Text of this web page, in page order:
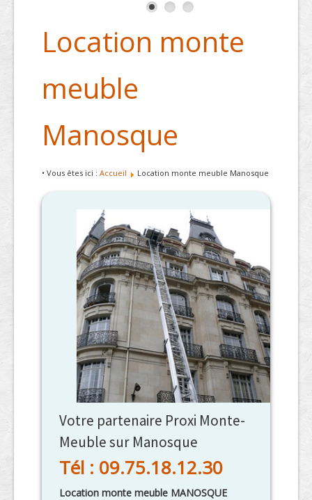
Location monte
meuble
Manosque
• Vous êtes ici : Accueil Location monte meuble Manosque
Votre partenaire Proxi Monte-
Meuble sur Manosque
Tél : 09.75.18.12.30
Location monte meuble MANOSQUE